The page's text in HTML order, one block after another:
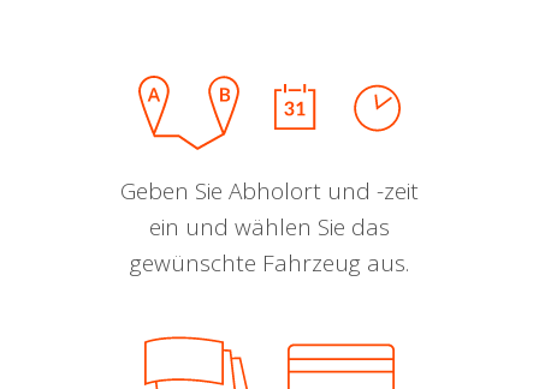
Geben Sie Abholort und -zeit
ein und wählen Sie das
gewünschte Fahrzeug aus.